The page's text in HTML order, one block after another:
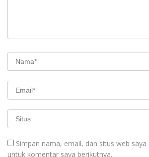
Simpan nama, email, dan situs web
untuk komentar saya berikutnya.